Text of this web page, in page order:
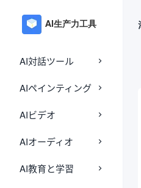
AI対話ツール
AIペインティング
AIビデオ
AIオーディオ
AI教育と学習